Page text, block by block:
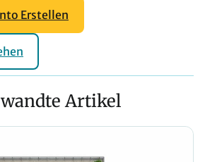
Erstellen
Artikel